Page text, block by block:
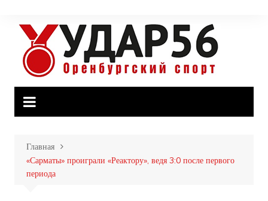
содержимому
Главная
«Сарматы» проиграли «Реактору», ведя 3:0 после первого
периода